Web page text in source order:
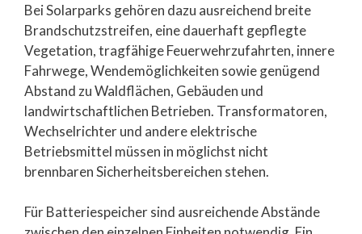
Bei Solarparks gehören dazu ausreichend breite
Brandschutzstreifen, eine dauerhaft gepflegte
Vegetation, tragfähige Feuerwehrzufahrten, innere
Fahrwege, Wendemöglichkeiten sowie genügend
Abstand zu Waldflächen, Gebäuden und
landwirtschaftlichen Betrieben. Transformatoren,
Wechselrichter und andere elektrische
Betriebsmittel müssen in möglichst nicht
brennbaren Sicherheitsbereichen stehen.
Für Batteriespeicher sind ausreichende Abstände